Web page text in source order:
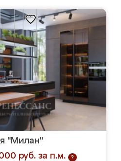
"Милан"
руб. за п.м.
?